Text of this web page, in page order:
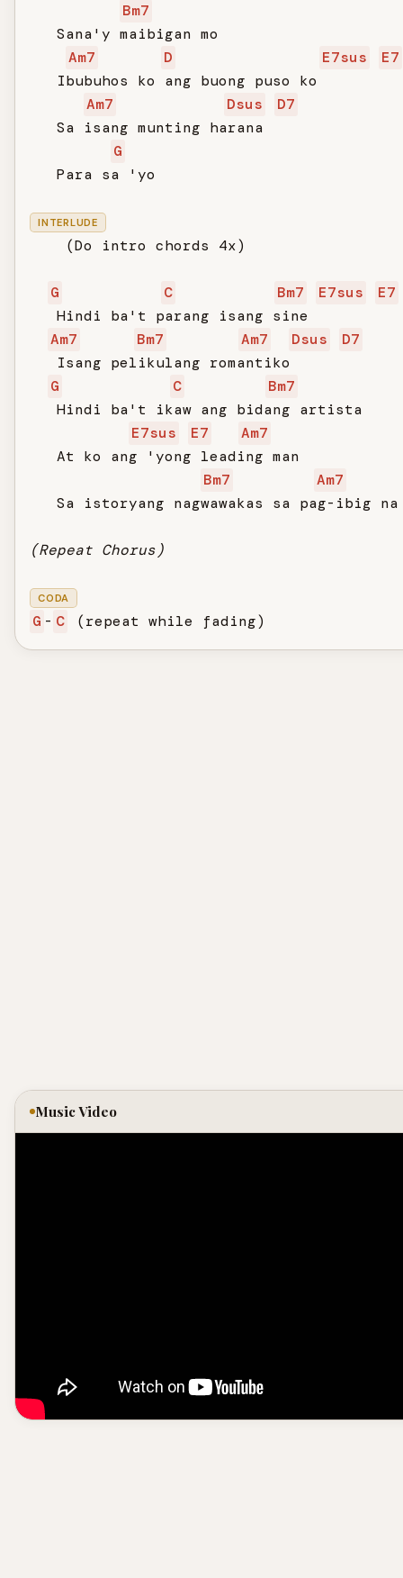
Bm7
   Sana'y maibigan mo
Am7
D E7sus
E7
   Ibubuhos ko ang buong puso ko
Am7
Dsus
D7
   Sa isang munting harana
G
   Para sa 'yo
INTERLUDE
    (Do intro chords 4x)
G C Bm7 E7sus
E7
   Hindi ba't parang isang sine
Am7
Bm7 Am7 Dsus
D7
   Isang pelikulang romantiko
G
C
Bm7
   Hindi ba't ikaw ang bidang artista
E7sus
E7
Am7
   At ko ang 'yong leading man
Bm7
Am7
Sa istoryang nagwawakas sa pag-ibig na
(Repeat Chorus)
CODA
G - C (repeat while fading)
Music Video